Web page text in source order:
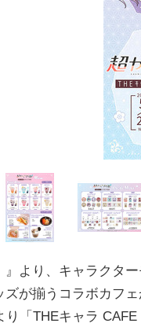
』より、キャラクタ
ズが揃うコラボカフ
り「THEキャラ